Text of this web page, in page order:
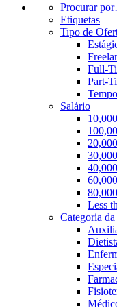
Procurar
Etiquetas
Tipo de
Full-
Part-
Salário
Less
Categoria